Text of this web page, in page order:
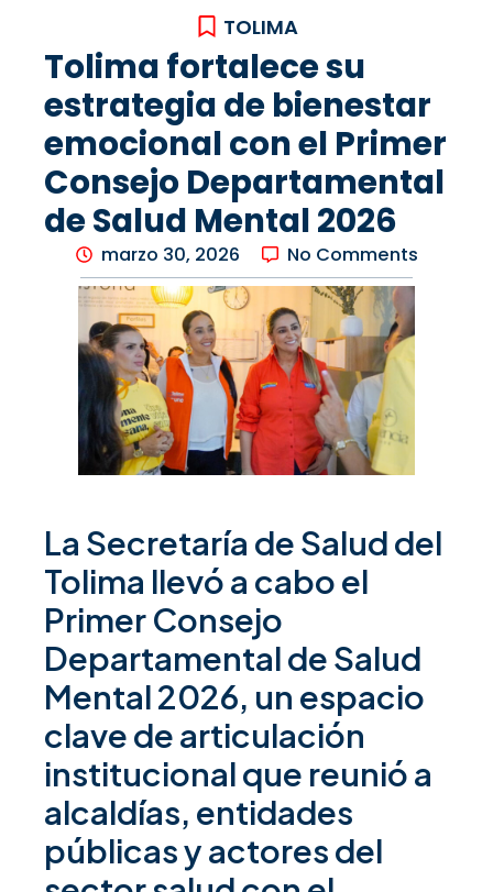
TOLIMA
Tolima fortalece su
estrategia de bienestar
emocional con el Primer
Consejo Departamental
de Salud Mental 2026
marzo 30, 2026 No Comments
La Secretaría de Salud del
Tolima llevó a cabo el
Primer Consejo
Departamental de Salud
Mental 2026, un espacio
clave de articulación
institucional que reunió a
alcaldías, entidades
públicas y actores del